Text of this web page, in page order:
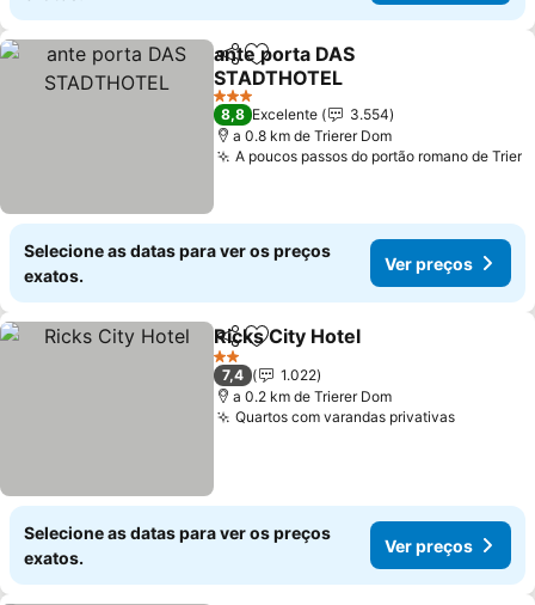
PartilharAdicionar aos favoritos
ante porta DAS
STADTHOTEL
Ver preços
3 Estrelas
8,8 Excelente
3.554
a 0.8 km de Trierer Dom
A poucos passos do portão romano de Trier
Selecione as datas para ver os preços
exatos.
Ver preços
PartilharAdicionar aos favoritos
Ricks City Hotel
2 Estrelas
7,4
1.022
a 0.2 km de Trierer Dom
Quartos com varandas privativasVer
Selecione as datas para ver os preços
exatos.
Ver preços